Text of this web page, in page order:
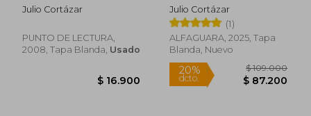
Julio Cortázar
PUNTO DE LECTURA,
2008, Tapa Blanda, Usado
Julio Cortázar
(1)
ALFAGUARA, 2025, Tapa
Blanda, Nuevo